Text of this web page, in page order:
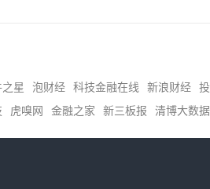
之星 泡财经 科技金融在线 新浪财经
虎嗅网 金融之家 新三板报 清博大数据